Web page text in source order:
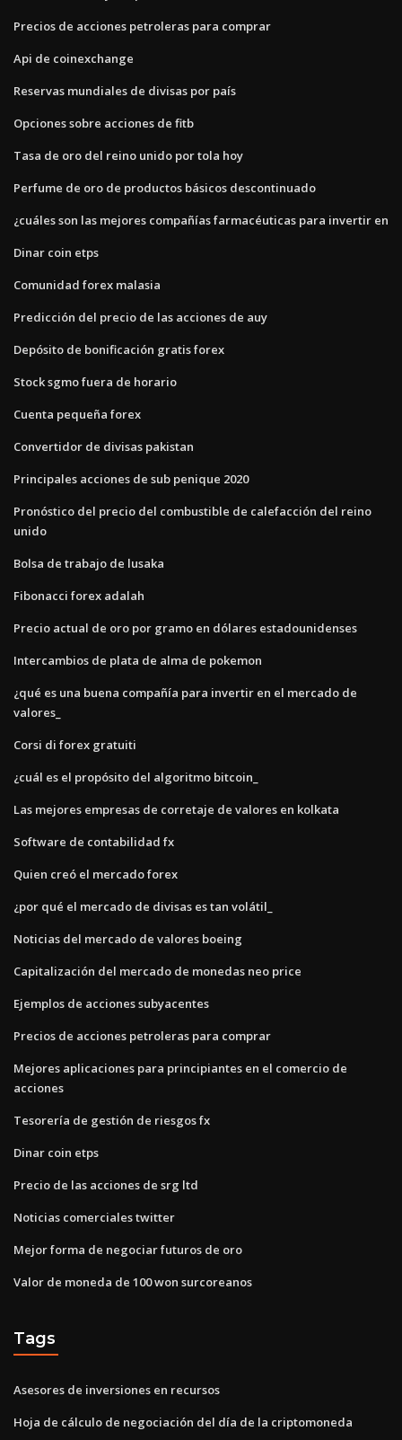
Precios de acciones petroleras para comprar
Api de coinexchange
Reservas mundiales de divisas por país
Opciones sobre acciones de fitb
Tasa de oro del reino unido por tola hoy
Perfume de oro de productos básicos descontinuado
¿cuáles son las mejores compañías farmacéuticas para invertir en
Dinar coin etps
Comunidad forex malasia
Predicción del precio de las acciones de auy
Depósito de bonificación gratis forex
Stock sgmo fuera de horario
Cuenta pequeña forex
Convertidor de divisas pakistan
Principales acciones de sub penique 2020
Pronóstico del precio del combustible de calefacción del reino
unido
Bolsa de trabajo de lusaka
Fibonacci forex adalah
Precio actual de oro por gramo en dólares estadounidenses
Intercambios de plata de alma de pokemon
¿qué es una buena compañía para invertir en el mercado de
valores_
Corsi di forex gratuiti
¿cuál es el propósito del algoritmo bitcoin_
Las mejores empresas de corretaje de valores en kolkata
Software de contabilidad fx
Quien creó el mercado forex
¿por qué el mercado de divisas es tan volátil_
Noticias del mercado de valores boeing
Capitalización del mercado de monedas neo price
Ejemplos de acciones subyacentes
Precios de acciones petroleras para comprar
Mejores aplicaciones para principiantes en el comercio de
acciones
Tesorería de gestión de riesgos fx
Dinar coin etps
Precio de las acciones de srg ltd
Noticias comerciales twitter
Mejor forma de negociar futuros de oro
Valor de moneda de 100 won surcoreanos
Tags
Asesores de inversiones en recursos
Hoja de cálculo de negociación del día de la criptomoneda